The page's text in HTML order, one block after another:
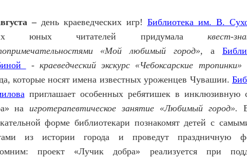
– день краеведческих игр! Библиотека им. В.
юных читателей придумалаквест-
«Мой любимый город», а
-краеведческий экскурс «Чебоксарские тропинки»
которые носят имена известных уроженцев Чувашии.
приглашает особенных ребятишек в инклюзивную
на игротерапевтическое занятие «Любимый город».
форме библиотекари познакомят детей с
из истории города и проведут праздничную
проект «Лучик добра» реализуется при